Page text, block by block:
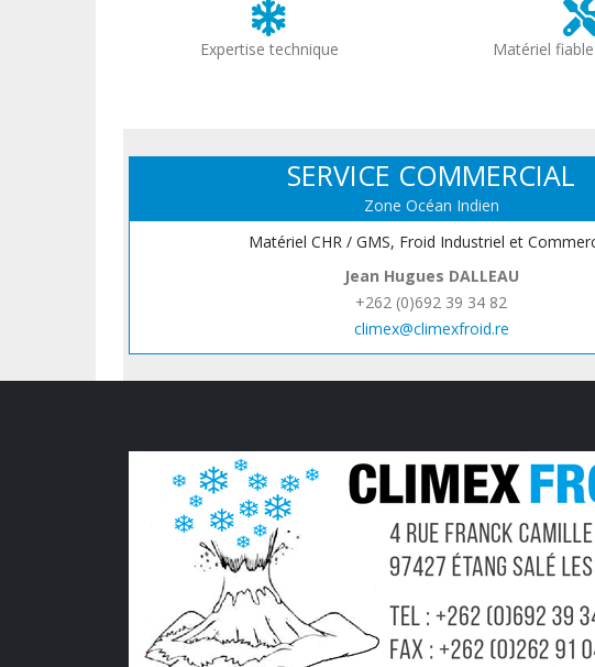
Expertise technique Matériel
SERVICE COMMERCIAL
Zone Océan Indien
Matériel CHR / GMS, Froid Industriel et
Jean Hugues DALLEAU
+262 (0)692 39 34 82
climex@climexfroid.re